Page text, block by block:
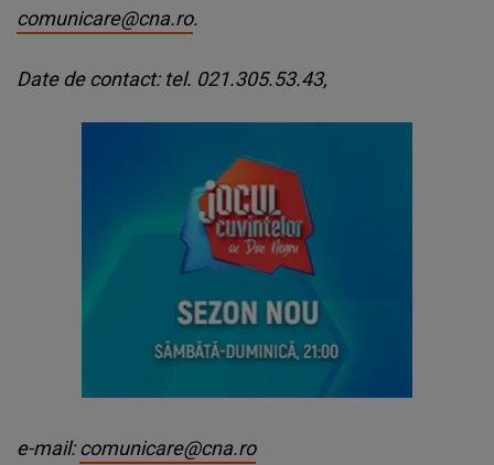
comunicare@cna.ro.
Date de contact: tel. 021.305.53.43,
e-mail:comunicare@cna.ro